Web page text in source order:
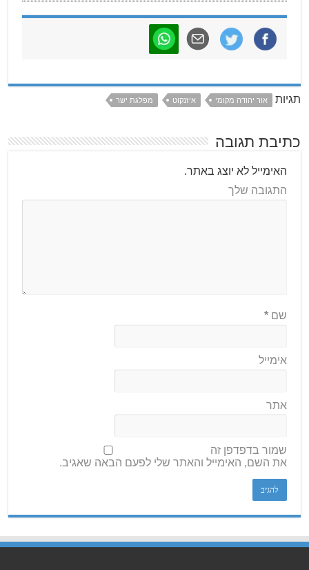
תגיות אור יהודה מקומי איזנקוט מפלגת ישר
כתיבת תגובה
האימייל לא יוצג באתר.
התגובה שלך
שם*
אימייל
אתר
שמור בדפדפן זה
את השם, האימייל והאתר שלי לפעם הבאה שאגיב.